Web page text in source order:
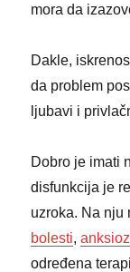
mora da
Dakle,
da problem
ljubavi i
Dobro je imati
disfunkcija je
uzroka. Na nju
bolesti,
određena